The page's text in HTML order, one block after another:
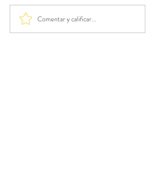
Comentar y calificar...